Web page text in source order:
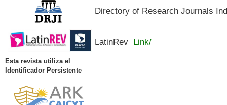
Directory of Research Journals
LatinRev Link/
Esta revista utiliza el
Identificador Persistente